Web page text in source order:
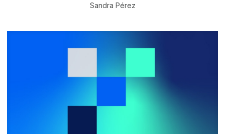
Sandra Pérez